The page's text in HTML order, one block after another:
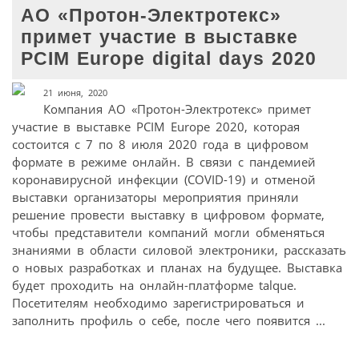
АО «Протон-Электротекс»
примет участие в выставке
PCIM Europe digital days 2020
21 июня, 2020
Компания АО «Протон-Электротекс» примет
участие в выставке PCIM Europe 2020, которая
состоится с 7 по 8 июля 2020 года в цифровом
формате в режиме онлайн. В связи с пандемией
коронавирусной инфекции (COVID-19) и отменой
выставки организаторы мероприятия приняли
решение провести выставку в цифровом формате,
чтобы представители компаний могли обменяться
знаниями в области силовой электроники, рассказать
о новых разработках и планах на будущее. Выставка
будет проходить на онлайн-платформе talque.
Посетителям необходимо зарегистрироваться и
заполнить профиль о себе, после чего появится ...